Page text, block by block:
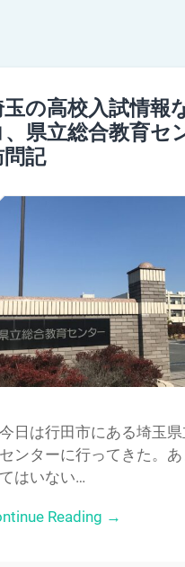
の高校入試情報
、県立総合教育セ
記
日は行田市にある埼玉県
ンターに行ってきた。
はいない…
Reading →